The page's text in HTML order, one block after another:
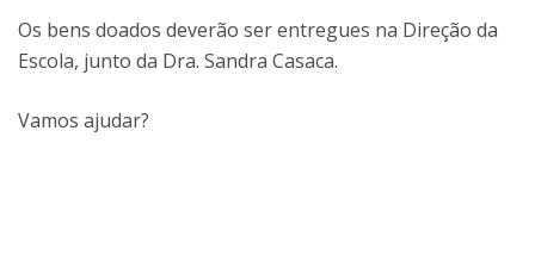
Os bens doados deverão ser entregues na Direção da
Escola, junto da Dra. Sandra Casaca.
Vamos ajudar?